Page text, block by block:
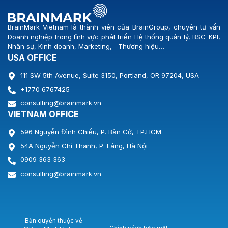
BrainMark Vietnam là thành viên của BrainGroup, chuyên tư vấn
Doanh nghiệp trong lĩnh vực phát triển Hệ thống quản lý, BSC-KPI,
Nhân sự, Kinh doanh, Marketing, Thương hiệu…
USA OFFICE
111 SW 5th Avenue, Suite 3150, Portland, OR 97204, USA
+1770 6767425
consulting@brainmark.vn
VIETNAM OFFICE
596 Nguyễn Đình Chiểu, P. Bàn Cờ, TP.HCM
54A Nguyễn Chí Thanh, P. Láng, Hà Nội
0909 363 363
consulting@brainmark.vn
Bản quyền thuộc về